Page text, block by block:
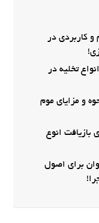
مهم و کاربردی در
8 نوع از انواع تخلیه در
علت و نحوه و مزایای موم
برای بازیافت انوع
گذاری معابر | 11 عنوان برای اصول